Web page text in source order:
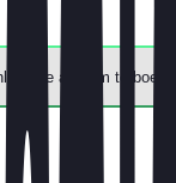
de app om te boeken